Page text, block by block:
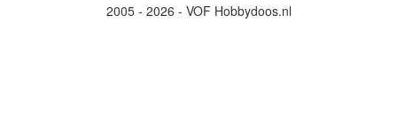
2005 - 2026 - VOF Hobbydoos.nl